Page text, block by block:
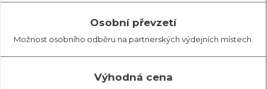
Osobní převzetí
Možnost osobního odběru na partnerských výdejních místech.
Výhodná cena